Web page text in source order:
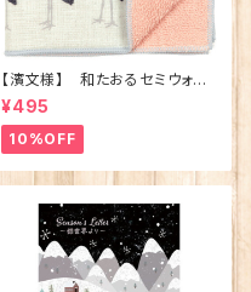
【濱文様】 和たおるセミウォッ
シュ ごきげんハシビロコウ
(日本製)
¥495
10%OFF